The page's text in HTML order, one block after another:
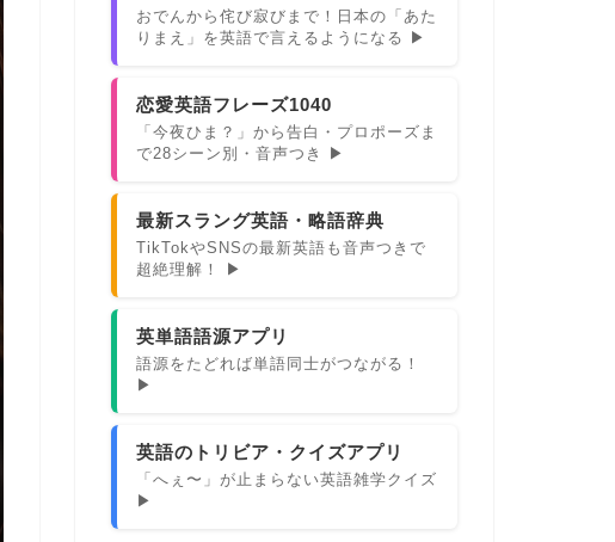
おでんから侘び寂びまで！日本の「あた
りまえ」を英語で言えるようになる ▶
恋愛英語フレーズ1040
「今夜ひま？」から告白・プロポーズま
で28シーン別・音声つき ▶
最新スラング英語・略語辞典
TikTokやSNSの最新英語も音声つきで
超絶理解！ ▶
英単語語源アプリ
語源をたどれば単語同士がつながる！
▶
英語のトリビア・クイズアプリ
「へぇ〜」が止まらない英語雑学クイズ
▶